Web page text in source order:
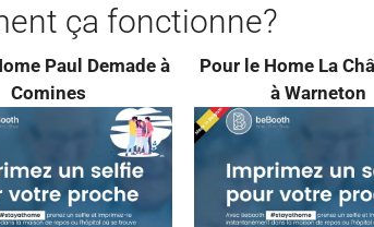
ça fonctionne?
Paul Demadeà
Comines
Pour le Home La
à Warneton